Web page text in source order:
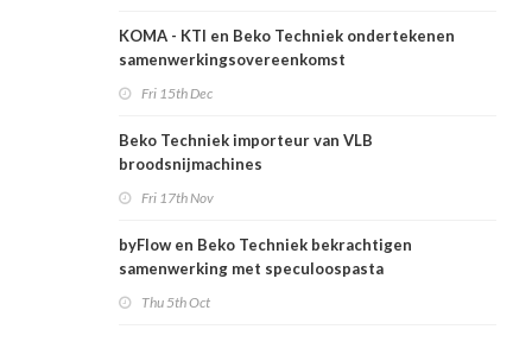
KOMA - KTI en Beko Techniek ondertekenen
samenwerkingsovereenkomst
Fri 15th Dec
Beko Techniek importeur van VLB
broodsnijmachines
Fri 17th Nov
byFlow en Beko Techniek bekrachtigen
samenwerking met speculoospasta ​
Thu 5th Oct